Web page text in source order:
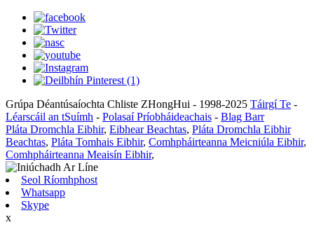
Grúpa Déantúsaíochta Chliste ZHongHui - 1998-2025 Táirgí Te -
Léarscáil an tSuímh - Polasaí Príobháideachais - Blag Barr
Pláta Dromchla Eibhir, Eibhear Beachtas, Pláta Dromchla Eibhir
Beachtas, Pláta Tomhais Eibhir, Comhpháirteanna Meicniúla Eibhir,
Comhpháirteanna Meaisín Eibhir,
Seol Ríomhphost
Whatsapp
Skype
x